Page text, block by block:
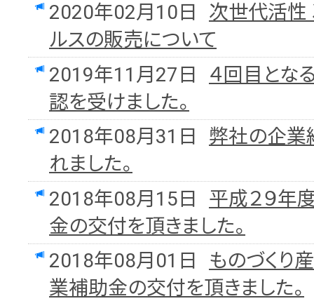
2020年02月10日
次世代活性
ルスの販売について
2019年11月27日
４回目とな
認を受けました。
2018年08月31日
弊社の企業
れました。
2018年08月15日
平成２９年
金の交付を頂きました。
2018年08月01日
ものづくり
業補助金の交付を頂きました。